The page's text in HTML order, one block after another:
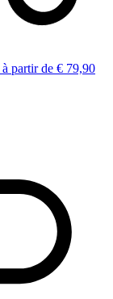
à partir de € 79,90